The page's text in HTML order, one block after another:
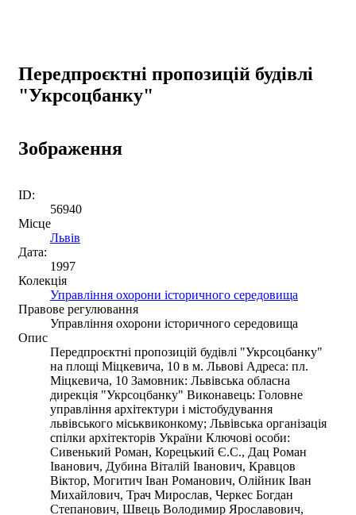
Передпроєктні пропозицій будівлі
"Укрсоцбанку"
Зображення
ID:
56940
Місце
Львів
Дата:
1997
Колекція
Управління охорони історичного середовища
Правове регулювання
Управління охорони історичного середовища
Опис
Передпроєктні пропозицій будівлі "Укрсоцбанку"
на площі Міцкевича, 10 в м. Львові Адреса: пл.
Міцкевича, 10 Замовник: Львівська обласна
дирекція "Укрсоцбанку" Виконавець: Головне
управління архітектури і містобудування
львівського міськвиконкому; Львівська організація
спілки архітекторів України Ключові особи:
Сивенький Роман, Корецький Є.С., Дац Роман
Іванович, Дубина Віталій Іванович, Кравцов
Віктор, Могитич Іван Романович, Олійник Іван
Михайлович, Трач Мирослав, Черкес Богдан
Степанович, Швець Володимир Ярославович,